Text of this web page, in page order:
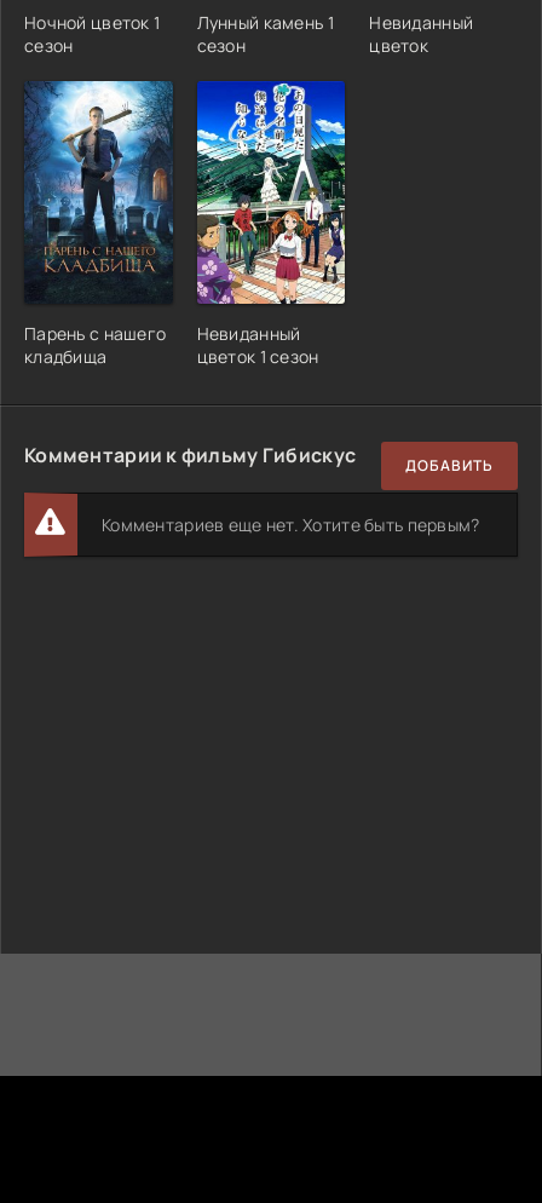
Ночной цветок 1
сезон
Лунный камень 1
сезон
Невиданный
цветок
Парень с нашего
кладбища
Невиданный
цветок 1 сезон
Комментарии к фильму Гибискус ДОБАВИТЬ
Комментариев еще нет. Хотите быть первым?